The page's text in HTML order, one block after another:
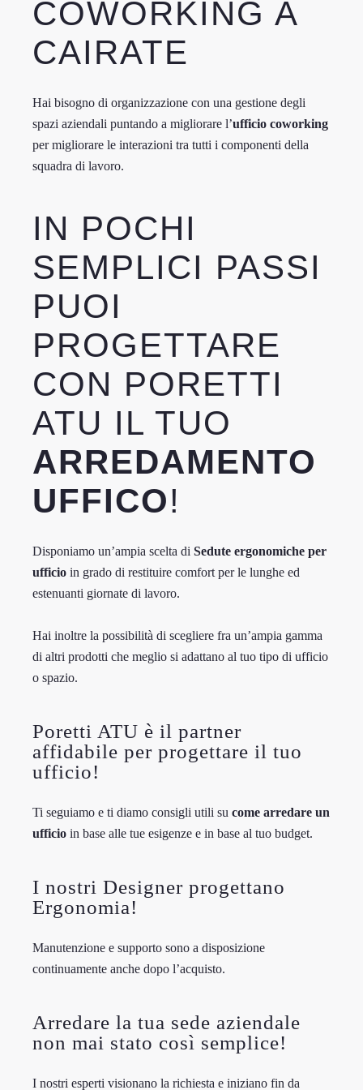
COWORKING A
CAIRATE
Hai bisogno di organizzazione con una gestione degli
spazi aziendali puntando a migliorare l’ufficio coworking
per migliorare le interazioni tra tutti i componenti della
squadra di lavoro.
IN POCHI
SEMPLICI PASSI
PUOI
PROGETTARE
CON PORETTI
ATU IL TUO
ARREDAMENTO
UFFICO!
Disponiamo un’ampia scelta di Sedute ergonomiche per
ufficio in grado di restituire comfort per le lunghe ed
estenuanti giornate di lavoro.
Hai inoltre la possibilità di scegliere fra un’ampia gamma
di altri prodotti che meglio si adattano al tuo tipo di ufficio
o spazio.
Poretti ATU è il partner
affidabile per progettare il tuo
ufficio!
Ti seguiamo e ti diamo consigli utili su come arredare un
ufficio in base alle tue esigenze e in base al tuo budget.
I nostri Designer progettano
Ergonomia!
Manutenzione e supporto sono a disposizione
continuamente anche dopo l’acquisto.
Arredare la tua sede aziendale
non mai stato così semplice!
I nostri esperti visionano la richiesta e iniziano fin da